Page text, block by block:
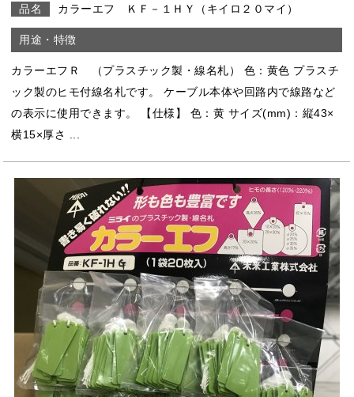
カラーエフ ＫＦ－１ＨＹ（キイロ２０マイ）
カラーエフＲ （プラスチック製・線名札） 色：黄色 プラスチ
ック製のヒモ付線名札です。 ケーブル本体や回路内で線路など
の表示に使用できます。 【仕様】 色：黄 サイズ(mm)：縦43×
横15×厚さ ...